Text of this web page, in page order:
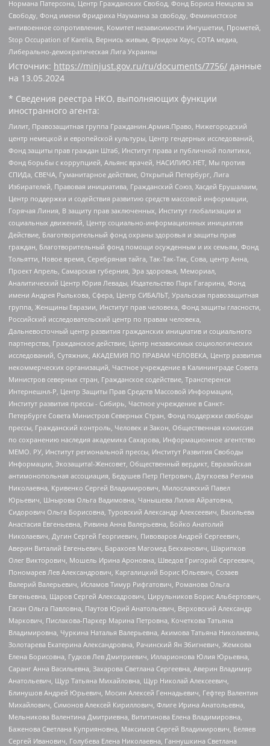
Нормана Патерсона, Центр Гражданских Свобод, Фонд Бориса Немцова за
Свободу, Фонд имени Фридриха Науманна за свободу, Феминистское
антивоенное сопротивление, Комитет независимости Ингушетии, Прометей,
Stop Occupation of Karelia, Вернись живым, Фридом Хаус, СОТА медиа,
Либерально-демократическая Лига Украины
Источник: https://minjust.gov.ru/ru/documents/7756/ данные
на 13.05.2024
* Сведения реестра НКО, выполняющих функции
иностранного агента:
Лилит, Правозащитная группа Гражданин.Армия.Право, Нижегородский
центр немецкой и европейской культуры, Центр гендерных исследований,
Фонд защиты прав граждан Штаб, Институт права и публичной политики,
Фонд борьбы с коррупцией, Альянс врачей, НАСИЛИЮ.НЕТ, Мы против
СПИДа, СВЕЧА, Гуманитарное действие, Открытый Петербург, Лига
Избирателей, Правовая инициатива, Гражданский Союз, Хасдей Ерушалаим,
Центр поддержки и содействия развитию средств массовой информации,
Горячая Линия, В защиту прав заключенных, Институт глобализации и
социальных движений, Центр социально-информационных инициатив
Действие, Благотворительный фонд охраны здоровья и защиты прав
граждан, Благотворительный фонд помощи осужденным и их семьям, Фонд
Тольятти, Новое время, Серебряная тайга, Так-Так-Так, Сова, центр Анна,
Проект Апрель, Самарская губерния, Эра здоровья, Мемориал,
Аналитический Центр Юрия Левады, Издательство Парк Гагарина, Фонд
имени Андрея Рылькова, Сфера, Центр СИБАЛЬТ, Уральская правозащитная
группа, Женщины Евразии, Институт прав человека, Фонд защиты гласности,
Российский исследовательский центр по правам человека,
Дальневосточный центр развития гражданских инициатив и социального
партнерства, Гражданское действие, Центр независимых социологических
исследований, Сутяжник, АКАДЕМИЯ ПО ПРАВАМ ЧЕЛОВЕКА, Центр развития
некоммерческих организаций, Частное учреждение в Калининграде Совета
Министров северных стран, Гражданское содействие, Трансперенси
Интернешнл-Р, Центр Защиты Прав Средств Массовой Информации,
Институт развития прессы - Сибирь, Частное учреждение в Санкт-
Петербурге Совета Министров Северных Стран, Фонд поддержки свободы
прессы, Гражданский контроль, Человек и Закон, Общественная комиссия
по сохранению наследия академика Сахарова, Информационное агентство
МЕМО. РУ, Институт региональной прессы, Институт Развития Свободы
Информации, Экозащита!-Женсовет, Общественный вердикт, Евразийская
антимонопольная ассоциация, Бедушев Петр Петрович, Дзугкоева Регина
Николаевна, Кривенко Сергей Владимирович, Милославский Павел
Юрьевич, Шнырова Ольга Вадимовна, Чанышева Лилия Айратовна,
Сидорович Ольга Борисовна, Туровский Александр Алексеевич, Васильева
Анастасия Евгеньевна, Ривина Анна Валерьевна, Бойко Анатолий
Николаевич, Дугин Сергей Георгиевич, Пивоваров Андрей Сергеевич,
Аверин Виталий Евгеньевич, Барахоев Магомед Бекханович, Шарипков
Олег Викторович, Мошель Ирина Ароновна, Шведов Григорий Сергеевич,
Пономарев Лев Александрович, Каргалицкий Борис Юльевич, Созаев
Валерий Валерьевич, Исламов Тимур Рифгатович, Романова Ольга
Евгеньевна, Щаров Сергей Алексадрович, Цирульников Борис Альбертович,
Гасан Ольга Павловна, Паутов Юрий Анатольевич, Верховский Александр
Маркович, Пислакова-Паркер Марина Петровна, Кочеткова Татьяна
Владимировна, Чуркина Наталья Валерьевна, Акимова Татьяна Николаевна,
Золотарева Екатерина Александровна, Рачинский Ян Збигневич, Жемкова
Елена Борисовна, Гудков Лев Дмитриевич, Илларионова Юлия Юрьевна,
Саранг Анна Васильевна, Захарова Светлана Сергеевна, Аверин Владимир
Анатольевич, Щур Татьяна Михайловна, Щур Николай Алексеевич,
Блинушов Андрей Юрьевич, Мосин Алексей Геннадьевич, Гефтер Валентин
Михайлович, Симонов Алексей Кириллович, Флиге Ирина Анатольевна,
Мельникова Валентина Дмитриевна, Вититинова Елена Владимировна,
Баженова Светлана Куприяновна, Максимов Сергей Владимирович, Беляев
Сергей Иванович, Голубева Елена Николаевна, Ганнушкина Светлана